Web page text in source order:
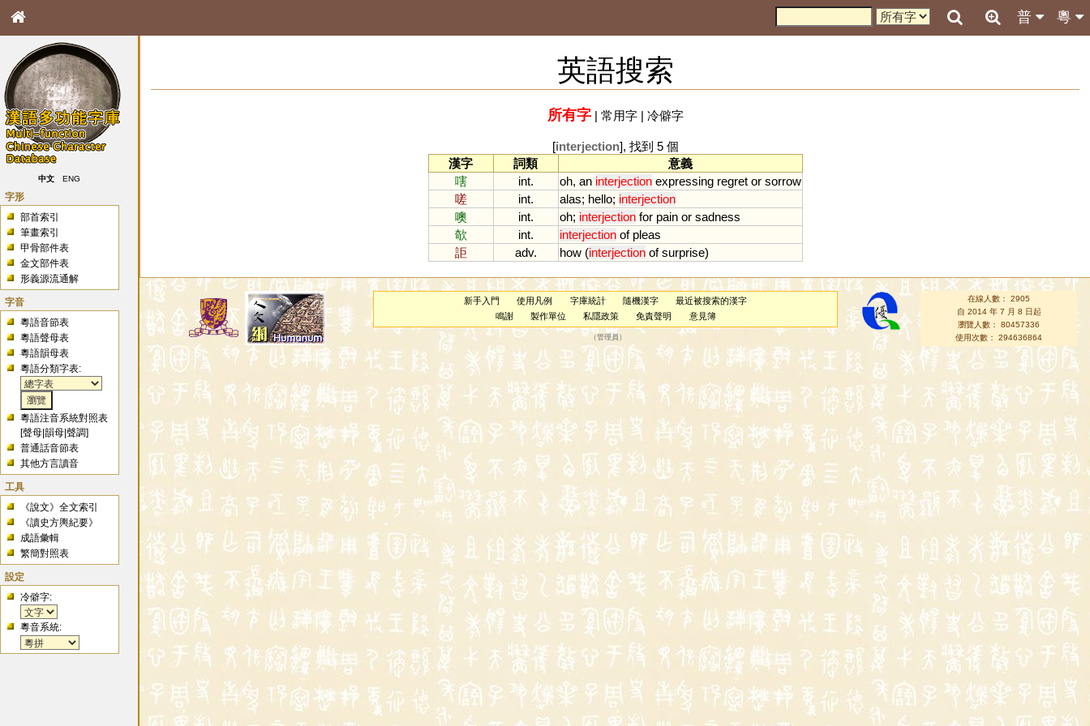
粵
普
中文 ENG
字形
部首索引
筆畫索引
甲骨部件表
金文部件表
形義源流通解
字音
粵語音節表
粵語聲母表
粵語韻母表
粵語分類字表:
粵語注音系統對照表
[聲母 |韻母 |聲調]
普通話音節表
其他方言讀音
工具
《說文》全文索引
《讀史方輿紀要》
成語彙輯
繁簡對照表
設定
冷僻字:
粵音系統:
英語搜索
所有字| 常用字| 冷僻字
[interjection], 找到 5 個
漢字
詞類
意義
嗐
int. oh, an interjection expressing regret or sorrow
嗟
int. alas; hello; interjection
噢
int. oh; interjection for pain or sadness
欹
int. interjection of pleas
詎
adv. how(interjection of surprise)
新手入門 使用凡例 字庫統計 隨機漢字
最近被搜索的漢字
鳴謝
製作單位 私隱政策 免責聲明 意見簿
（管理員 ）
在線人數： 2905
自 2014 年 7 月 8 日起
瀏覽人數： 80457336
使用次數： 294636864